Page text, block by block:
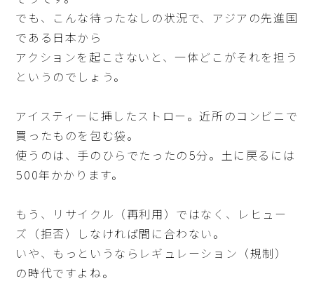
でも、こんな待ったなしの状況で、アジアの先進国
である日本から
アクションを起こさないと、一体どこがそれを担う
というのでしょう。
アイスティーに挿したストロー。近所のコンビニで
買ったものを包む袋。
使うのは、手のひらでたったの5分。土に戻るには
500年かかります。
もう、リサイクル（再利用）ではなく、レヒュー
ズ（拒否）しなければ間に合わない。
いや、もっというならレギュレーション（規制）
の時代ですよね。